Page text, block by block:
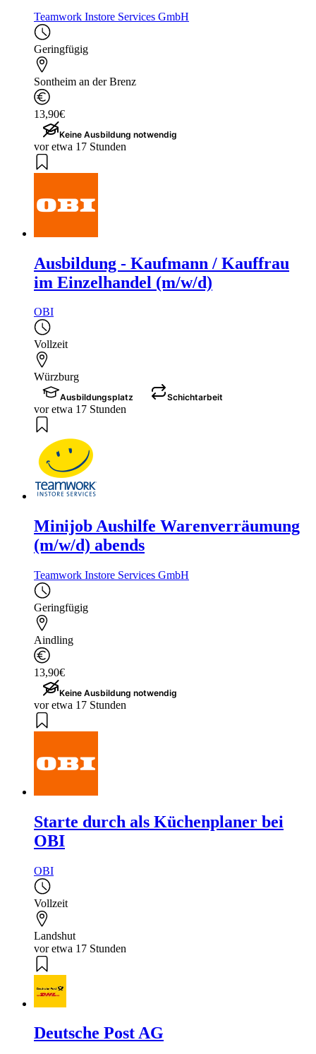
Teamwork Instore Services GmbH
Geringfügig
Sontheim an der Brenz
13,90€
Keine Ausbildung notwendig
vor etwa 17 Stunden
Ausbildung - Kaufmann / Kauffrau
im Einzelhandel (m/w/d)
OBI
Vollzeit
Würzburg
Ausbildungsplatz Schichtarbeit
vor etwa 17 Stunden
Minijob Aushilfe Warenverräumung
(m/w/d) abends
Teamwork Instore Services GmbH
Geringfügig
Aindling
13,90€
Keine Ausbildung notwendig
vor etwa 17 Stunden
Starte durch als Küchenplaner bei
OBI
OBI
Vollzeit
Landshut
vor etwa 17 Stunden
Deutsche Post AG